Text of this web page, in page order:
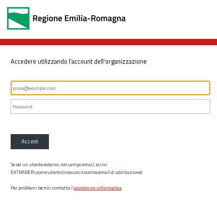
Accedere utilizzando l'account dell'organizzazione
Accedi
Se sei un utente esterno, nel campo email, scrivi
EXTRARER\nome utente(ricevuto tramite email di abilitazione)
Per problemi tecnici contatta l’assistenza informatica.